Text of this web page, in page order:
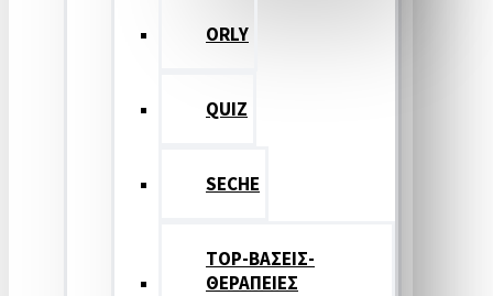
ORLY
QUIZ
SECHE
TOP-ΒΑΣΕΙΣ-
ΘΕΡΑΠΕΙΕΣ